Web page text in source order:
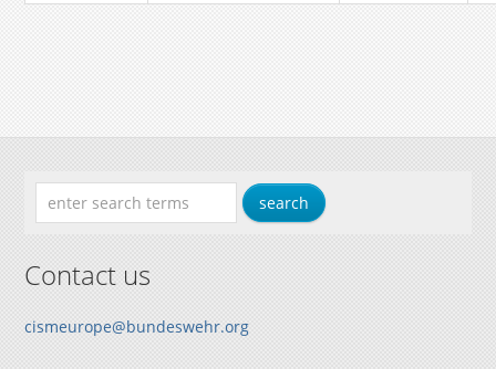
Contact us
cismeurope@bundeswehr.org